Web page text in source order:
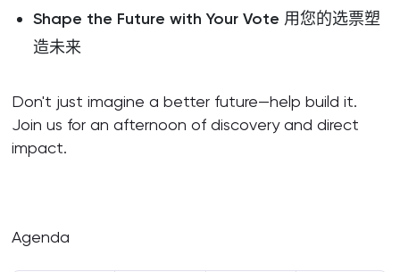
Shape the Future with Your Vote 用您的选票塑
造未来
Don't just imagine a better future—help build it.
Join us for an afternoon of discovery and direct
impact.
Agenda